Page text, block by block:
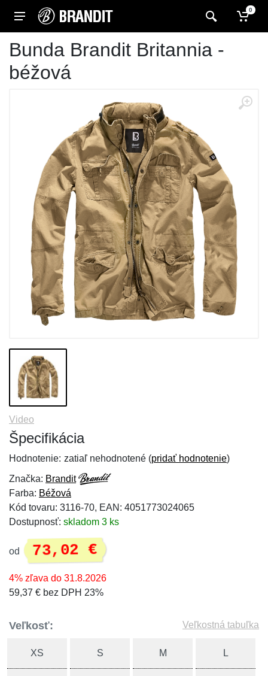
0
Bunda Brandit Britannia -
béžová
Video
Špecifikácia
Hodnotenie: zatiaľ nehodnotené (pridať hodnotenie)
Značka: Brandit
Farba: Béžová
Kód tovaru: 3116-70, EAN: 4051773024065
Dostupnosť: skladom 3 ks
od 73,02 €
4% zľava do 31.8.2026
59,37 € bez DPH 23%
Veľkosť: Veľkostná tabuľka
XS S M L